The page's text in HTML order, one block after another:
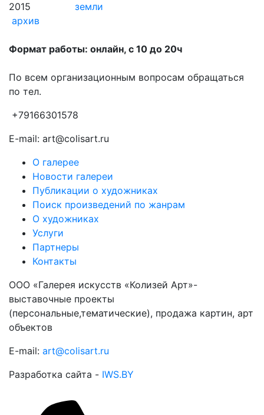
2015
земли
архив
Формат работы: онлайн, с 10 до 20ч
По всем организационным вопросам обращаться
по тел.
+79166301578
E-mail: art@colisart.ru
О галерее
Новости галереи
Публикации о художниках
Поиск произведений по жанрам
О художниках
Услуги
Партнеры
Контакты
ООО «Галерея искусств «Колизей Арт»-
выставочные проекты
(персональные,тематические), продажа картин, арт
объектов
E-mail: art@colisart.ru
Разработка сайта - IWS.BY